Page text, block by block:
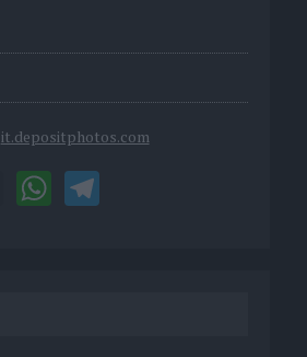
it.depositphotos.com